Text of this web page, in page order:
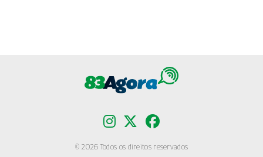
© 2026 Todos os direitos reservados